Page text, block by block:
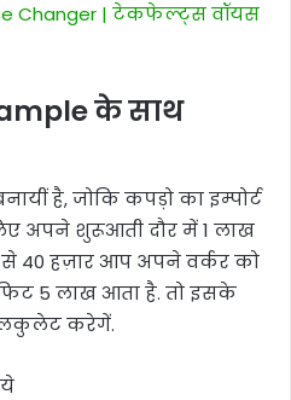
Changer | टेकफेल्ट्स वॉयस
के साथ
है, जोकि कपड़ो का इम्पोर्ट
अपने शुरूआती दौर में 1 लाख
40 हज़ार आप अपने वर्कर को
5 लाख आता है. तो इसके
करेगें.